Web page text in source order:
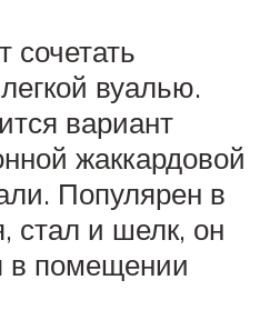
вуалью.
вариант
жаккардовой
Популярен в
стал и шелк, он
в помещении